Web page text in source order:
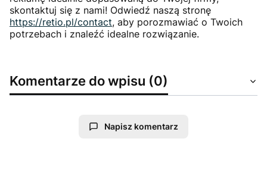
skontaktuj się z nami! Odwiedź naszą stronę
https://retio.pl/contact, aby porozmawiać o Twoich
potrzebach i znaleźć idealne rozwiązanie.
Komentarze do wpisu (0)
Napisz komentarz